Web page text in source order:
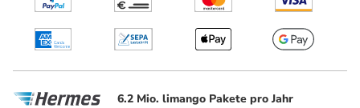
6.2 Mio. limango Pakete pro Jahr